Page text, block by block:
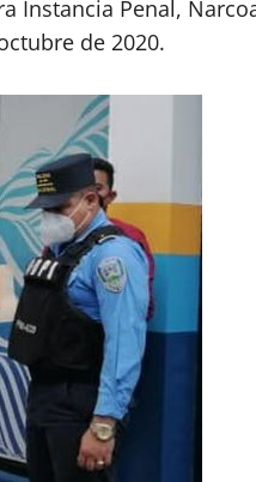
Instancia Penal,
de 2020.